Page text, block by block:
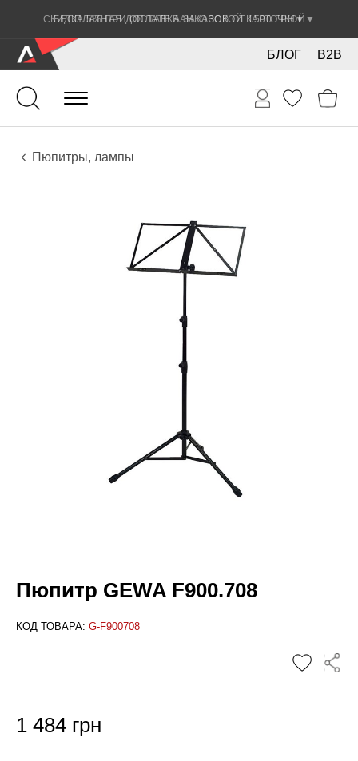
СКИДКА 5% ПРИ ОПЛАТЕ БАНКОВСКОЙ КАРТОЧКОЙ ▼
B2B
БЛОГ
Духовые
Аккордеоны
Аксессуары
Пюпитры, лампы
Пюпитр GEWA F900.708
КОД ТОВАРА: G-F900708
1 484 грн